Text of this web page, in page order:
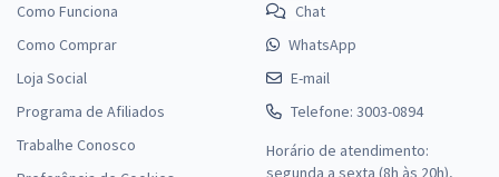
Como Funciona
Como Comprar
Loja Social
Programa de Afiliados
Trabalhe Conosco
Chat
WhatsApp
E-mail
Telefone: 3003-0894
Horário de atendimento:
segunda a sexta (8h às 20h),